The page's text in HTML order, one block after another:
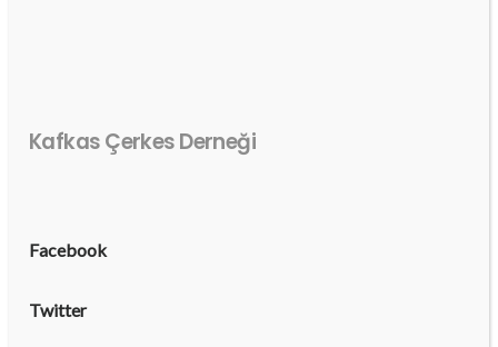
Kafkas Çerkes Derneği
Facebook
Twitter